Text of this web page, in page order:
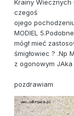
Krainy
czegoś
ojego
MODIEL
mógł mieć
śmigłowiec ? .Np
z ogonowym JAka
pozdrawiam